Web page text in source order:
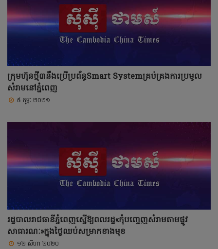
ក្រុមហ៊ុន​ថ្មី៣នឹងប្រើប្រព័ន្ធSmart​ Systemគ្រប់គ្រងការប្រមូល
សំរាមនៅភ្នំពេញ
៥ កុម្ភៈ ២០២១
រដ្ឋបាលរាជធានីភ្នំពេញស្នើឱ្យពលរដ្ឋ«កុំបញ្ចេញសំរាមតាមផ្លូវ
សាធារណៈ»ក្នុងថ្ងៃឈប់សម្រាកខាងមុខ
១២ សីហា ២០២០